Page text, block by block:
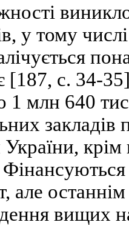
у тому
[187, с. 34-
1 млн 640
закладів
України, крім
але
вищих